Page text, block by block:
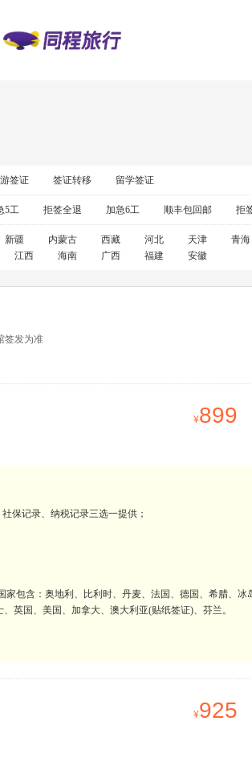
签证 签证转移 留学签证
5工 拒签全退 加急6工 顺丰包回邮 拒
新疆 内蒙古 西藏 河北 天津 青海
江西 海南 广西 福建 安徽
签发为准
899
保记录、纳税记录三选一提供；
包含：奥地利、比利时、丹麦、法国、德国、希腊、冰
英国、美国、加拿大、澳大利亚(贴纸签证)、芬兰。
925